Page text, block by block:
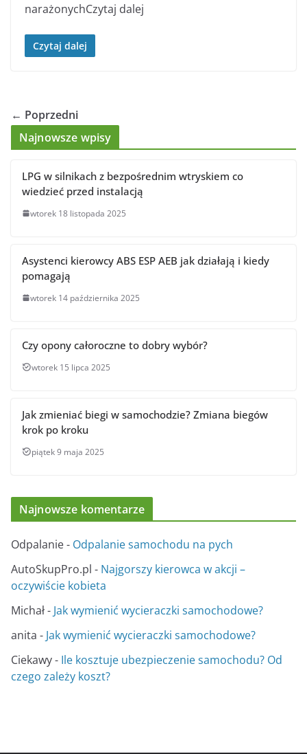
narażonychCzytaj dalej
Czytaj dalej
← Poprzedni
Najnowsze wpisy
LPG w silnikach z bezpośrednim wtryskiem co
wiedzieć przed instalacją
wtorek 18 listopada 2025
Asystenci kierowcy ABS ESP AEB jak działają i kiedy
pomagają
wtorek 14 października 2025
Czy opony całoroczne to dobry wybór?
wtorek 15 lipca 2025
Jak zmieniać biegi w samochodzie? Zmiana biegów
krok po kroku
piątek 9 maja 2025
Najnowsze komentarze
Odpalanie- Odpalanie samochodu na pych
AutoSkupPro.pl - Najgorszy kierowca w akcji –
oczywiście kobieta
Michał- Jak wymienić wycieraczki samochodowe?
anita - Jak wymienić wycieraczki samochodowe?
Ciekawy- Ile kosztuje ubezpieczenie samochodu? Od
czego zależy koszt?